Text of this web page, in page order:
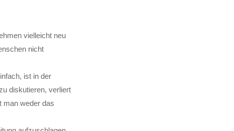
vielleicht neu
nicht
ist in der
diskutieren, verliert
man weder das